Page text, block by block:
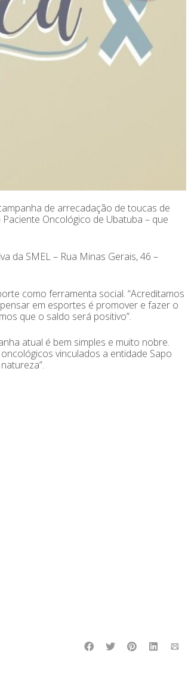
de arrecadação de toucas de
Oncológico de Ubatuba – que
da SMEL – Rua Minas Gerais, 46 –
como ferramenta social. “Acreditamos
em esportes é promover e fazer o
que o saldo será positivo”.
atual é bem simples e muito nobre.
vinculados a entidade Sapo